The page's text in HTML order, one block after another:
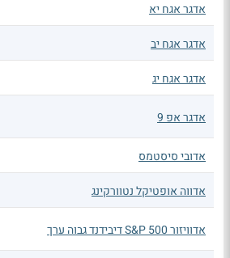
אדגר אגח יא
אדגר אגח יב
אדגר אגח יג
אדגר אפ 9
אדובי סיסטמס
אדווה אופטיקל נטוורקינג
אדוויזור S&P 500 דיבידנד גבוה ערך